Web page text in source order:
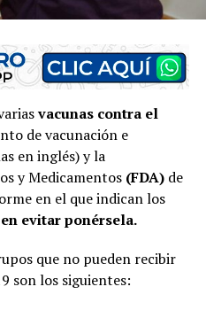
vacunas contra el
de vacunación e
en inglés) y la
y Medicamentos (FDA)de
en el que indican los
evitar ponérsela.
que no pueden recibir
son los siguientes: